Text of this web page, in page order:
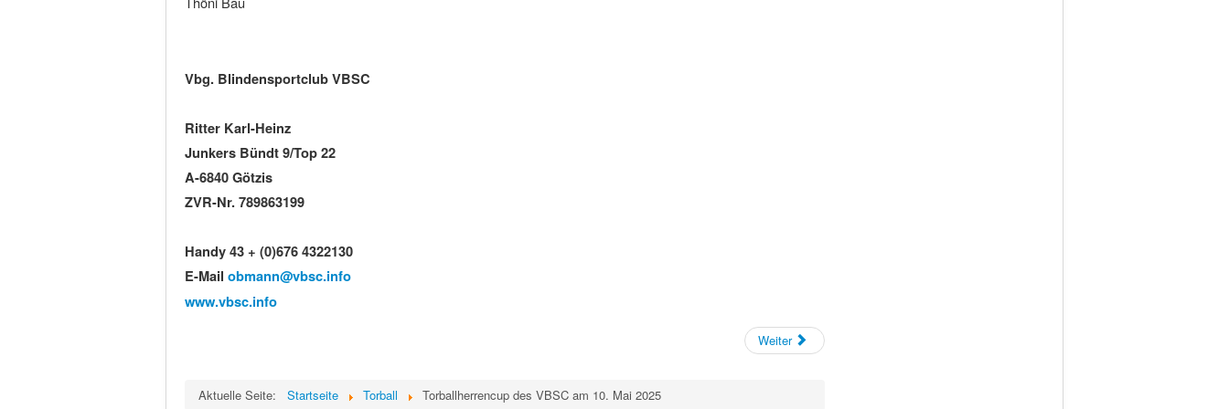
Vbg. Blindensportclub VBSC
Ritter Karl-Heinz
Junkers Bündt 9/Top 22
A-6840 Götzis
ZVR-Nr. 789863199
Handy 43 + (0)676 4322130
E-Mail obmann@vbsc.info
www.vbsc.info
Weiter
Aktuelle Seite: Startseite Torball Torballherrencup des VBSC am 10. Mai 2025